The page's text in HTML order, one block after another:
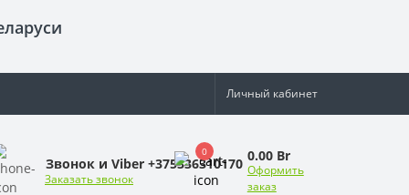
Личный кабинет
Звонок и Viber +375336310170
Заказать звонок
0 0.00 Br
Оформить
заказ